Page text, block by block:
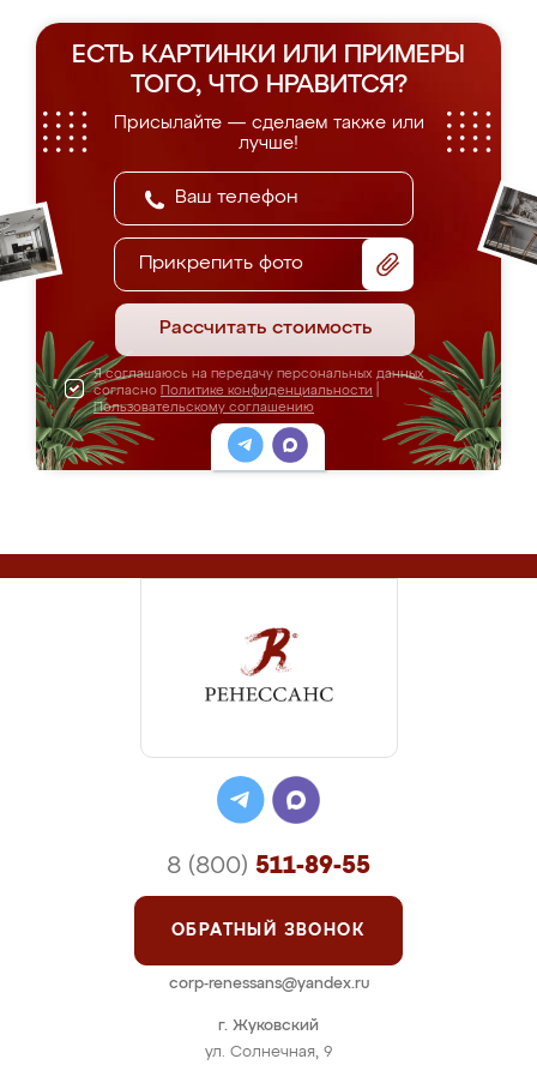
ЕСТЬ КАРТИНКИ ИЛИ ПРИМЕРЫ
ТОГО, ЧТО НРАВИТСЯ?
Присылайте — сделаем также или
лучше!
Прикрепить фото
Рассчитать стоимость
Я соглашаюсь на передачу персональных данных
согласно Политике конфиденциальности
Пользовательскому соглашению
г. Жуковский
ул. Солнечная, 9
8 (800) 511-89-55
ОБРАТНЫЙ ЗВОНОК
corp-renessans@yandex.ru